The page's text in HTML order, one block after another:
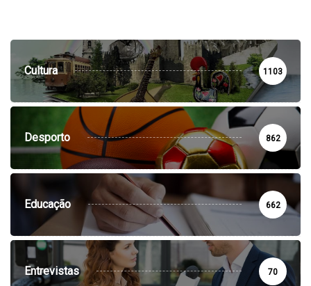
Cultura 1103
Desporto 862
Educação 662
Entrevistas 70